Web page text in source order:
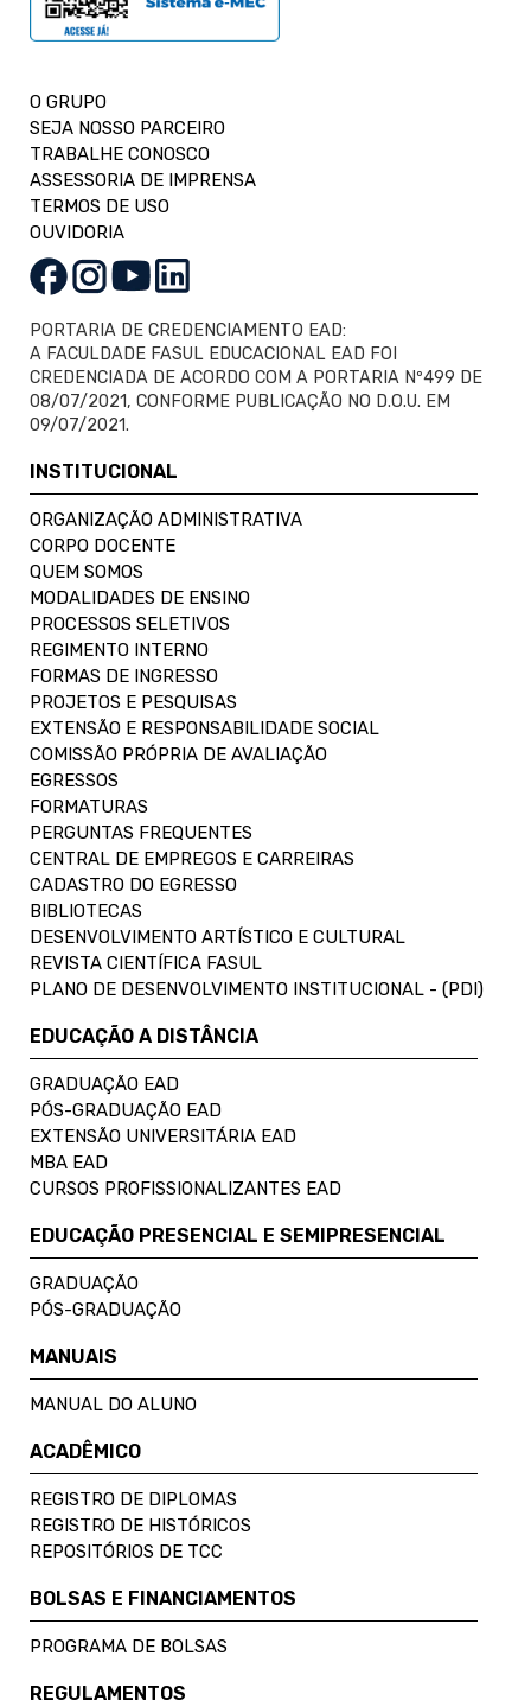
O GRUPO
SEJA NOSSO PARCEIRO
TRABALHE CONOSCO
ASSESSORIA DE IMPRENSA
TERMOS DE USO
OUVIDORIA
PORTARIA DE CREDENCIAMENTO EAD:
A FACULDADE FASUL EDUCACIONAL EAD FOI
CREDENCIADA DE ACORDO COM A PORTARIA Nº499 DE
08/07/2021, CONFORME PUBLICAÇÃO NO D.O.U. EM
09/07/2021.
INSTITUCIONAL
ORGANIZAÇÃO ADMINISTRATIVA
CORPO DOCENTE
QUEM SOMOS
MODALIDADES DE ENSINO
PROCESSOS SELETIVOS
REGIMENTO INTERNO
FORMAS DE INGRESSO
PROJETOS E PESQUISAS
EXTENSÃO E RESPONSABILIDADE SOCIAL
COMISSÃO PRÓPRIA DE AVALIAÇÃO
EGRESSOS
FORMATURAS
PERGUNTAS FREQUENTES
CENTRAL DE EMPREGOS E CARREIRAS
CADASTRO DO EGRESSO
BIBLIOTECAS
DESENVOLVIMENTO ARTÍSTICO E CULTURAL
REVISTA CIENTÍFICA FASUL
PLANO DE DESENVOLVIMENTO INSTITUCIONAL - (PDI)
EDUCAÇÃO A DISTÂNCIA
GRADUAÇÃO EAD
PÓS-GRADUAÇÃO EAD
EXTENSÃO UNIVERSITÁRIA EAD
MBA EAD
CURSOS PROFISSIONALIZANTES EAD
EDUCAÇÃO PRESENCIAL E SEMIPRESENCIAL
GRADUAÇÃO
PÓS-GRADUAÇÃO
MANUAIS
MANUAL DO ALUNO
ACADÊMICO
REGISTRO DE DIPLOMAS
REGISTRO DE HISTÓRICOS
REPOSITÓRIOS DE TCC
BOLSAS E FINANCIAMENTOS
PROGRAMA DE BOLSAS
REGULAMENTOS